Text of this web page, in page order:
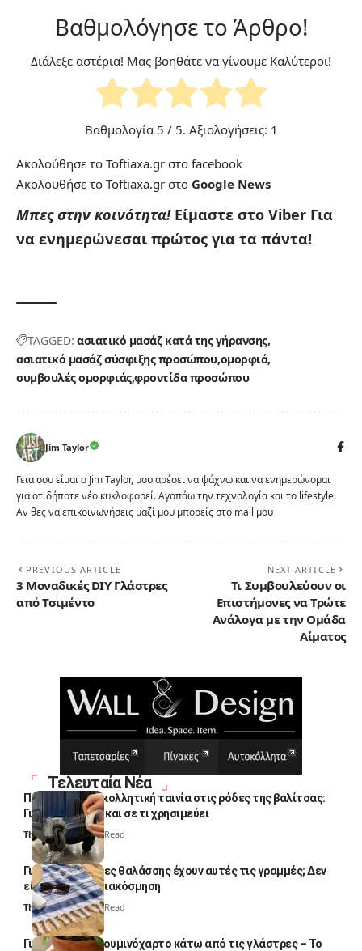
Βαθμολόγησε το Άρθρο!
Διάλεξε αστέρια! Μας βοηθάτε να γίνουμε Καλύτεροι!
Βαθμολογία 5 / 5. Αξιολογήσεις: 1
Ακολούθησε το Toftiaxa.gr στο facebook
Ακολουθήσε το Toftiaxa.gr στο Google News
Μπες στην κοινότητα! Είμαστε στο Viber Για
να ενημερώνεσαι πρώτος για τα πάντα!
TAGGED: ασιατικό μασάζ κατά της γήρανσης
ασιατικό μασάζ σύσφιξης προσώπου ομορφιά
συμβουλές ομορφιάςφροντίδα προσώπου
Jim Taylor
Γεια σου είμαι ο Jim Taylor, μου αρέσει να ψάχνω και να ενημερώνομαι
για οτιδήποτε νέο κυκλοφορεί. Αγαπάω την τεχνολογία και το lifestyle.
Αν θες να επικοινωνήσεις μαζί μου μπορείς στο mail μου
PREVIOUS ARTICLE
3 Μοναδικές DIY Γλάστρες
από Τσιμέντο
NEXT ARTICLE
Τι Συμβουλεύουν οι
Επιστήμονες να Τρώτε
Ανάλογα με την Ομάδα
Αίματος
Τελευταία Νέα
Πολλοί βάζουν κολλητική ταινία στις ρόδες της βαλίτσας:
Γιατί το κάνουν και σε τι χρησιμεύει
Thali Ombre 4 Min Read
Γιατί οι πετσέτες θαλάσσης έχουν αυτές τις γραμμές; Δεν
είναι μόνο για διακόσμηση
Thali Ombre5 Min Read
Γιατί βάζουν αλουμινόχαρτο κάτω από τις γλάστρες – Το